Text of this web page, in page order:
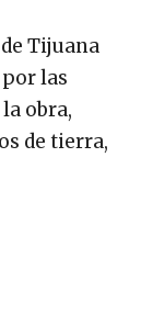
Tijuana
las
obra,
de tierra,